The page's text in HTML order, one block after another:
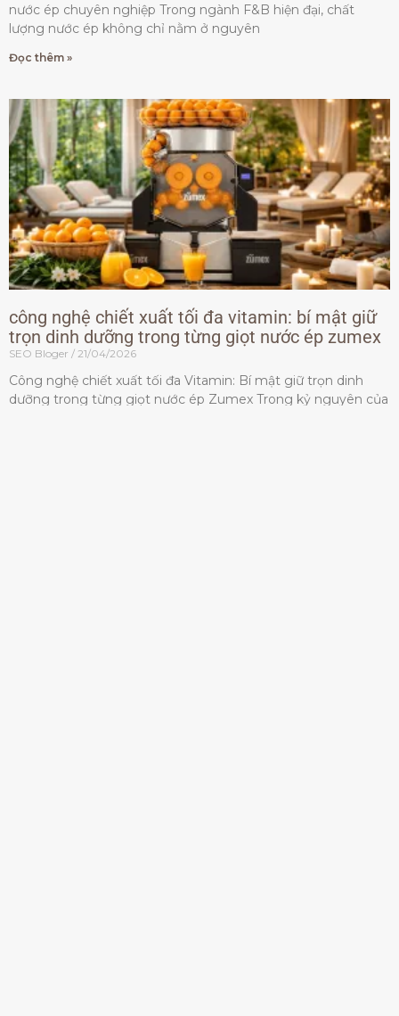
nước ép chuyên nghiệp Trong ngành F&B hiện đại, chất
lượng nước ép không chỉ nằm ở nguyên
Đọc thêm »
công nghệ chiết xuất tối đa vitamin: bí mật giữ
trọn dinh dưỡng trong từng giọt nước ép zumex
SEO Bloger 21/04/2026
Công nghệ chiết xuất tối đa Vitamin: Bí mật giữ trọn dinh
dưỡng trong từng giọt nước ép Zumex Trong kỷ nguyên của